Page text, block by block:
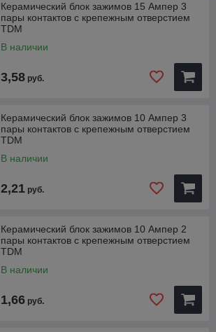
Керамический блок зажимов 15 Ампер 3
пары контактов с крепежным отверстием
TDM
В наличии
3,58 руб.
Керамический блок зажимов 10 Ампер 3
пары контактов с крепежным отверстием
TDM
В наличии
2,21 руб.
Керамический блок зажимов 10 Ампер 2
пары контактов с крепежным отверстием
TDM
В наличии
1,66 руб.